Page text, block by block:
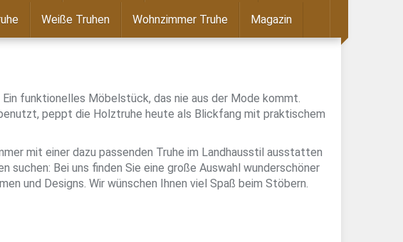
Weiße Truhen Wohnzimmer Truhe Magazin
funktionelles Möbelstück, das nie aus der Mode kommt.
peppt die Holztruhe heute als Blickfang mit praktischem
mit einer dazu passenden Truhe im Landhausstil ausstatten
Bei uns finden Sie eine große Auswahl wunderschöner
und Designs. Wir wünschen Ihnen viel Spaß beim Stöbern.